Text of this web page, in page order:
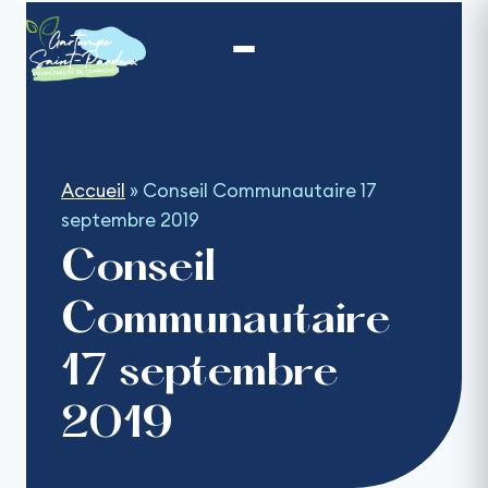
contenu
Accueil » Conseil Communautaire 17
septembre 2019
Conseil
Communautaire
17 septembre
2019